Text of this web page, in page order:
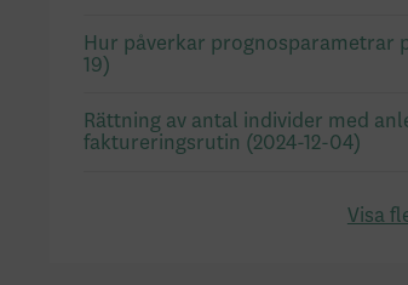
Hur påverkar prognosparametrar
19)
Rättning av antal individer med
faktureringsrutin (2024-12-04)
Visa